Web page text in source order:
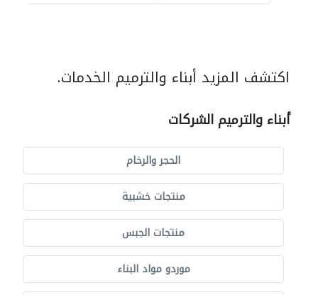
اكتشف المزيد أبناء والترميم الخدمات.
أبناء والترميم الشركات
الحجر والرخام
منتجات خشبية
منتجات الجبس
موردو مواد البناء